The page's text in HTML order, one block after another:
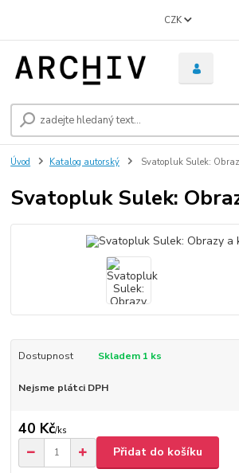
CZK
Úvod Katalog autorský Svatopluk Sulek:
Svatopluk Sulek:
Dostupnost Skladem 1 ks
Nejsme plátci DPH
40 Kč/ks
Přidat do košíku